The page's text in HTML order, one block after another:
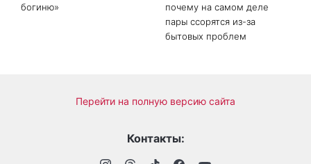
богиню»
почему на самом деле
пары ссорятся из-за
бытовых проблем
Перейти на полную версию сайта
Контакты: